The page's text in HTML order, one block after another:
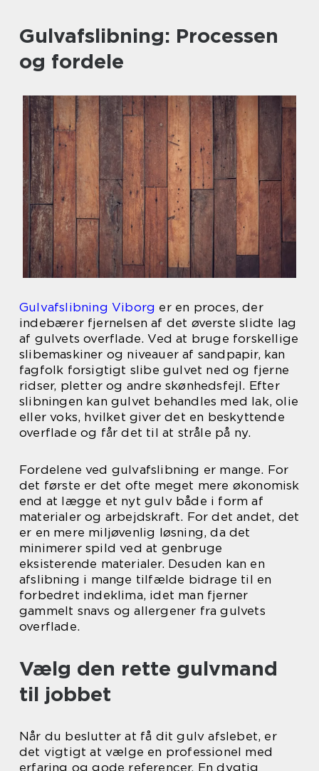
Gulvafslibning: Processen
og fordele
Gulvafslibning Viborg er en proces, der
indebærer fjernelsen af det øverste slidte lag
af gulvets overflade. Ved at bruge forskellige
slibemaskiner og niveauer af sandpapir, kan
fagfolk forsigtigt slibe gulvet ned og fjerne
ridser, pletter og andre skønhedsfejl. Efter
slibningen kan gulvet behandles med lak, olie
eller voks, hvilket giver det en beskyttende
overflade og får det til at stråle på ny.
Fordelene ved gulvafslibning er mange. For
det første er det ofte meget mere økonomisk
end at lægge et nyt gulv både i form af
materialer og arbejdskraft. For det andet, det
er en mere miljøvenlig løsning, da det
minimerer spild ved at genbruge
eksisterende materialer. Desuden kan en
afslibning i mange tilfælde bidrage til en
forbedret indeklima, idet man fjerner
gammelt snavs og allergener fra gulvets
overflade.
Vælg den rette gulvmand
til jobbet
Når du beslutter at få dit gulv afslebet, er
det vigtigt at vælge en professionel med
erfaring og gode referencer. En dygtig